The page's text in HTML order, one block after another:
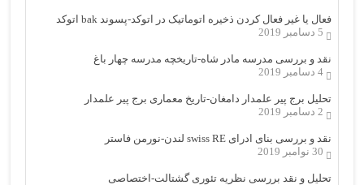
فعال یا غیر فعال کردن ذخیره اتوماتیک در اتوکد-پسوند bak اتوکد
5 دسامبر 2019
نقد و بررسی مدرسه مادر شاه-تاریخچه مدرسه چهار باغ
4 دسامبر 2019
تحلیل برج پیر علمدار دامغان-تاریخ معماری برج پیر علمدار
2 دسامبر 2019
نقد و بررسی بنای ادرای swiss RE لندن-نورمن فاستر
30 نوامبر 2019
تحلیل و نقد بررسی نظریه تئوری گشتالت-اختصاصی